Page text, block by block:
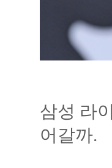
삼성 라
어갈까.